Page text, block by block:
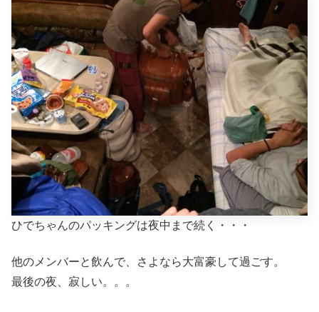
ひでちゃんのパッキングは夜中まで続く・・・
他のメンバーと飲んで、さよなら大富豪して過ごす。
最後の夜、寂しい。。。